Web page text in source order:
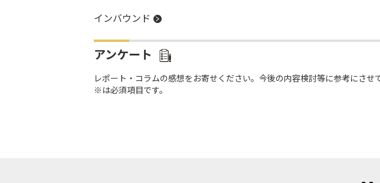
インバウンド
アンケート
レポート・コラムの感想をお寄せください。今後の内容検討等に参考にさせ
※は必須項目です。